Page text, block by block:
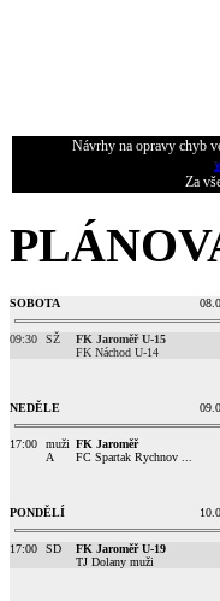
Návrhy na opravy chyb
Za
SOBOTA
09:30 SŽ
FK Jaroměř U-15
FK Náchod U-14
NEDĚLE
17:00
muži
A
FK Jaroměř
FC Spartak Rychnov ...
PONDĚLÍ
17:00 SD
FK Jaroměř U-19
TJ Dolany muži